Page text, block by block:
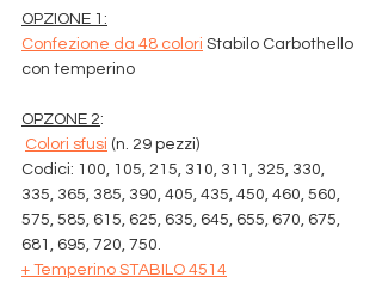
OPZIONE 1:
Confezione da 48 colori Stabilo Carbothello
con temperino
OPZONE 2:
Colori sfusi (n. 29 pezzi)
Codici: 100, 105, 215, 310, 311, 325, 330,
335, 365, 385, 390, 405, 435, 450, 460, 560,
575, 585, 615, 625, 635, 645, 655, 670, 675,
681, 695, 720, 750.
+ Temperino STABILO 4514